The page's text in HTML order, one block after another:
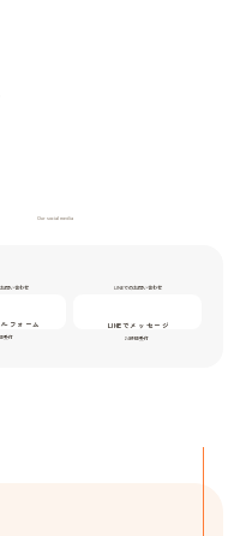
Our social media
問い合わせ
フォーム
受付
LINEでのお問い合わせ
LINEでメッセージ
24時間受付